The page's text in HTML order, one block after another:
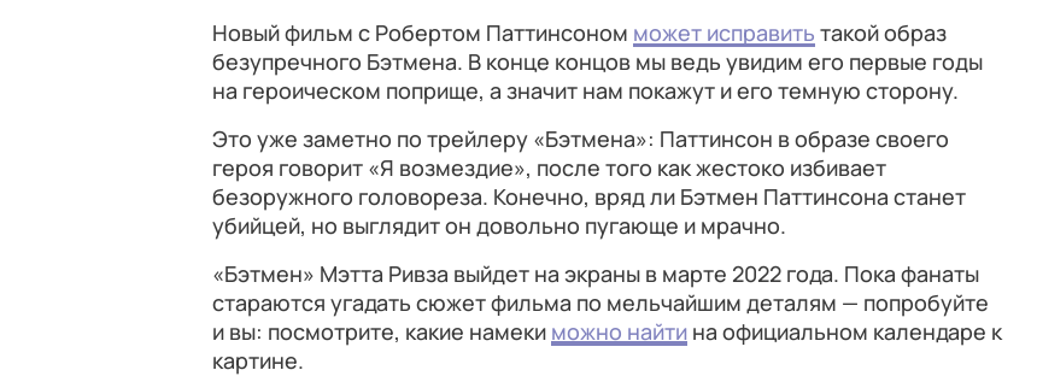
Новый фильм с Робертом Паттинсоном может исправить такой образ
безупречного Бэтмена. В конце концов мы ведь увидим его первые годы
на героическом поприще, а значит нам покажут и его темную сторону.
Это уже заметно по трейлеру «Бэтмена»: Паттинсон в образе своего
героя говорит «Я возмездие», после того как жестоко избивает
безоружного головореза. Конечно, вряд ли Бэтмен Паттинсона станет
убийцей, но выглядит он довольно пугающе и мрачно.
«Бэтмен» Мэтта Ривза выйдет на экраны в марте 2022 года. Пока фанаты
стараются угадать сюжет фильма по мельчайшим деталям — попробуйте
и вы: посмотрите, какие намеки можно найти на официальном календаре к
картине.